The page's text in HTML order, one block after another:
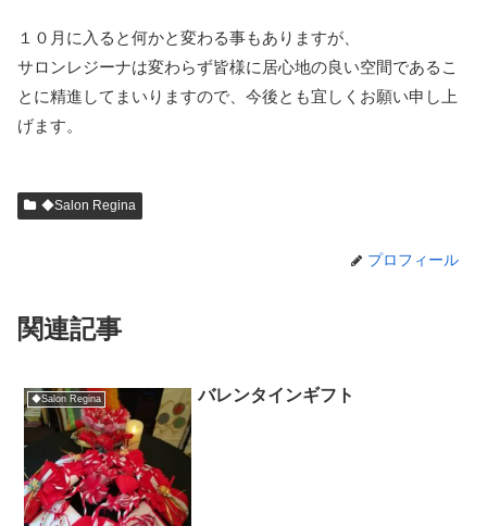
１０月に入ると何かと変わる事もありますが、
サロンレジーナは変わらず皆様に居心地の良い空間であるこ
とに精進してまいりますので、今後とも宜しくお願い申し上
げます。
◆Salon Regina
プロフィール
関連記事
◆Salon Regina バレンタインギフト